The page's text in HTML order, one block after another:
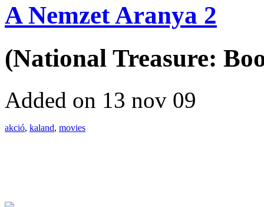
A Nemzet Aranya 2
(National Treasure:
Added on 13 nov 09
akció, kaland, movies